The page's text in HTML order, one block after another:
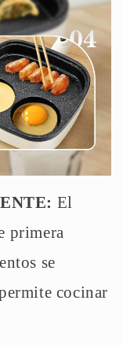
El
primera
se
cocinar